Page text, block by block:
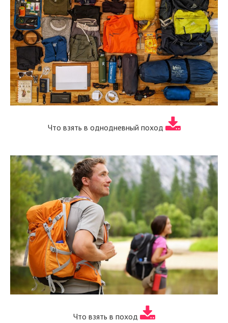
Что взять в однодневный поход
Что взять в поход